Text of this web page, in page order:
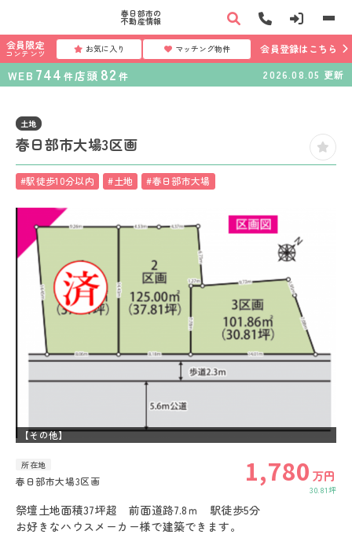
春日部市の
不動産情報
会員限定
コンテンツ お気に入り マッチング物件 会員登録はこちら
WEB 744 件店頭 82 件 2026.08.05 更新
土地
春日部市大場3区画
#駅徒歩10分以内 #土地 #春日部市大場
【その他】
所在地
春日部市大場3区画 1,780 万円
30.81坪
祭壇土地面積37坪超 前面道路7.8ｍ 駅徒歩5分
お好きなハウスメーカー様で建築できます。